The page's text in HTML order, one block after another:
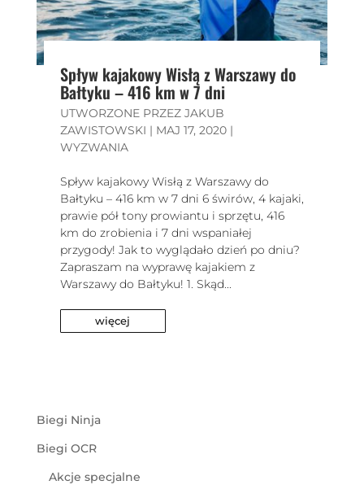
Spływ kajakowy Wisłą z Warszawy do
Bałtyku – 416 km w 7 dni
UTWORZONE PRZEZ JAKUB
ZAWISTOWSKI | MAJ 17, 2020|
WYZWANIA
Spływ kajakowy Wisłą z Warszawy do
Bałtyku – 416 km w 7 dni 6 świrów, 4 kajaki,
prawie pół tony prowiantu i sprzętu, 416
km do zrobienia i 7 dni wspaniałej
przygody! Jak to wyglądało dzień po dniu?
Zapraszam na wyprawę kajakiem z
Warszawy do Bałtyku! 1. Skąd...
więcej
Biegi Ninja
Biegi OCR
Akcje specjalne